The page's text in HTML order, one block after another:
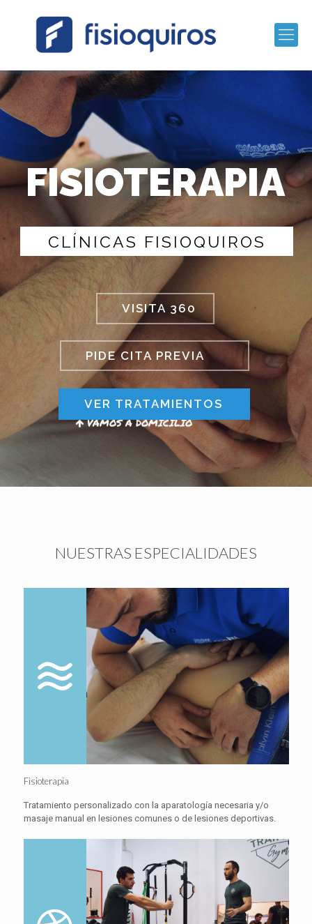
FISIOTERAPIA
C LÍ N I CAS FIS I OQ U I ROS
VAMOS A DOMICILIO
PIDE CITA PREVIA
VER TRATAMIENTOS
VISITA 360
NUESTRAS ESPECIALIDADES
Fisioterapia
Tratamiento personalizado con la aparatología necesaria y/o
masaje manual en lesiones comunes o de lesiones deportivas.